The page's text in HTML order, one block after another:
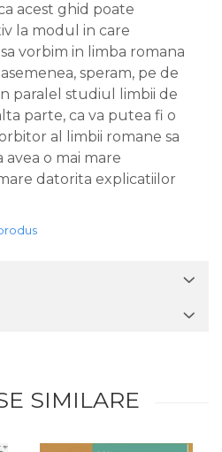
acest ghid poate
la modul in care
vorbim in limba romana
speram, pe de
paralel studiul limbii de
parte, ca va putea fi o
al limbii romane sa
o mai mare
datorita explicatiilor
SIMILARE